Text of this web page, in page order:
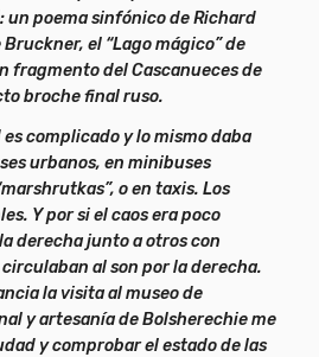
un poema sinfónico de Richard
el “Lago mágico” de
fragmento del Cascanueces de
broche final ruso.
complicado y lo mismo daba
urbanos, en minibuses
o en taxis. Los
Y por si el caos era poco
derecha junto a otros con
al son por la derecha.
la visita al museo de
y artesanía de Bolsherechie me
y comprobar el estado de las